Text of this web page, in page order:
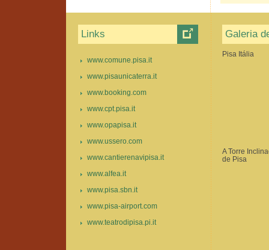
Links
www.comune.pisa.it
www.pisaunicaterra.it
www.booking.com
www.cpt.pisa.it
www.opapisa.it
www.ussero.com
www.cantierenavipisa.it
www.alfea.it
www.pisa.sbn.it
www.pisa-airport.com
www.teatrodipisa.pi.it
Galeria
Pisa Itália
A Torre
de Pisa